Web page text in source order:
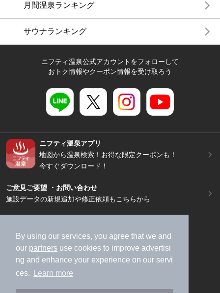
By using our services, you agree that we and
our partners use cookies to improve advertisi
ng and enhance your experience on our servi
ces.
Learn more
月間温泉ランキング
サウナランキング
ニフティ温泉公式アカウントをフォローして
おトク情報やクーポン情報を受け取ろう
ニフティ温泉アプリ
地図から温泉検索！お得な限定クーポンも！
今すぐダウンロード！
ご意見ご要望 ・お問い合わせ
施設データの新規追加や修正依頼もこちらから
加盟店募集（資料請求）
広告出稿のご案内
利用規約
ライフスタイルMEMBERS+規約
特定商取引法に基づく表記
ヘルプ
採用情報
運営会社